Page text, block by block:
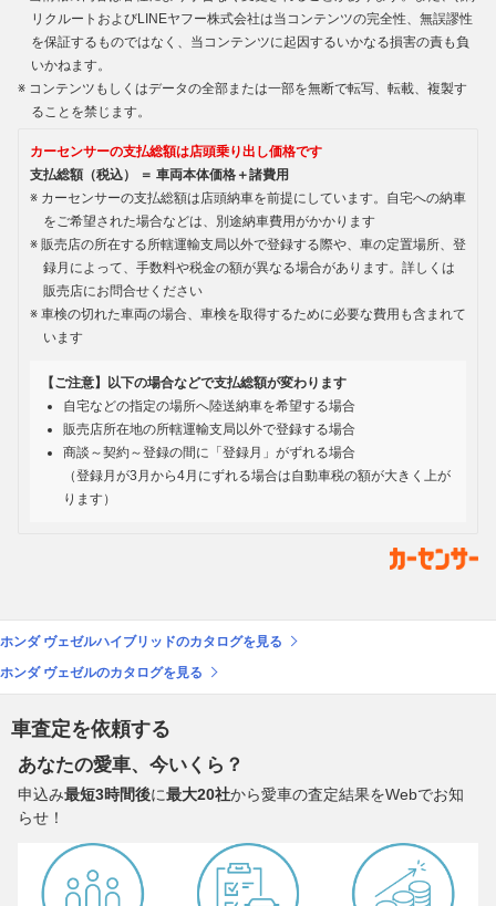
リクルートおよびLINEヤフー株式会社は当コンテンツの完全性、無誤謬性
を保証するものではなく、当コンテンツに起因するいかなる損害の責も負
いかねます。
コンテンツもしくはデータの全部または一部を無断で転写、転載、複製す
ることを禁じます。
カーセンサーの支払総額は店頭乗り出し価格です
支払総額（税込） ＝ 車両本体価格＋諸費用
カーセンサーの支払総額は店頭納車を前提にしています。自宅への納車
をご希望された場合などは、別途納車費用がかかります
販売店の所在する所轄運輸支局以外で登録する際や、車の定置場所、登
録月によって、手数料や税金の額が異なる場合があります。詳しくは
販売店にお問合せください
車検の切れた車両の場合、車検を取得するために必要な費用も含まれて
います
【ご注意】以下の場合などで支払総額が変わります
自宅などの指定の場所へ陸送納車を希望する場合
販売店所在地の所轄運輸支局以外で登録する場合
商談～契約～登録の間に「登録月」がずれる場合
（登録月が3月から4月にずれる場合は自動車税の額が大きく上が
ります）
ホンダ ヴェゼルハイブリッドのカタログを見る
ホンダ ヴェゼルのカタログを見る
車査定を依頼する
あなたの愛車、今いくら？
申込み最短3時間後に最大20社から愛車の査定結果をWebでお知
らせ！